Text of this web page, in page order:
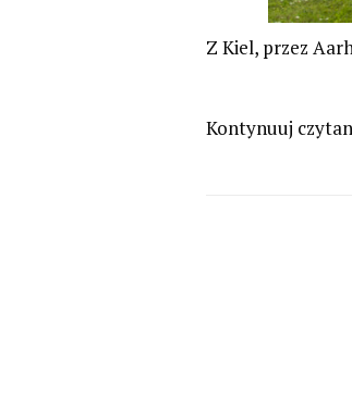
Z Kiel, przez
Kontynuuj